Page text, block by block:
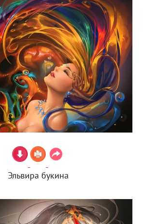
Эльвира букина